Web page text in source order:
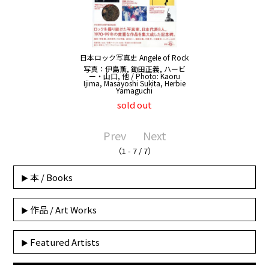
日本ロック写真史 Angele of Rock
写真：伊島薫, 鋤田正義, ハービ
ー・山口, 他 / Photo: Kaoru
Ijima, Masayoshi Sukita, Herbie
Yamaguchi
sold out
Prev Next
（1 - 7 / 7）
本 / Books
作品 / Art Works
Featured Artists